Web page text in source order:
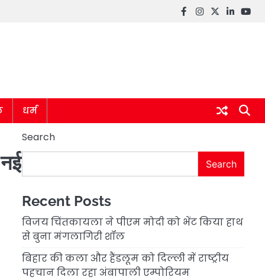
Facebook
instagram
twitter
linkedin
धर्म
Search
Search
Recent Posts
विजय चिंतकायला ने पीएम मोदी को भेंट किया हाथ
से बुना मंगलागिरी शॉल
बिहार की कला और हैंडलूम को दिल्ली में राष्ट्रीय
पहचान दिला रहा अंबापाली एम्पोरियम